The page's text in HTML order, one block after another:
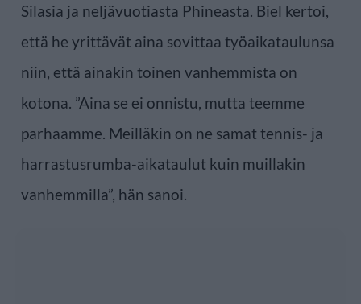
Silasia ja neljävuotiasta Phineasta. Biel kertoi,
että he yrittävät aina sovittaa työaikataulunsa
niin, että ainakin toinen vanhemmista on
kotona. ”Aina se ei onnistu, mutta teemme
parhaamme. Meilläkin on ne samat tennis- ja
harrastusrumba-aikataulut kuin muillakin
vanhemmilla”, hän sanoi.